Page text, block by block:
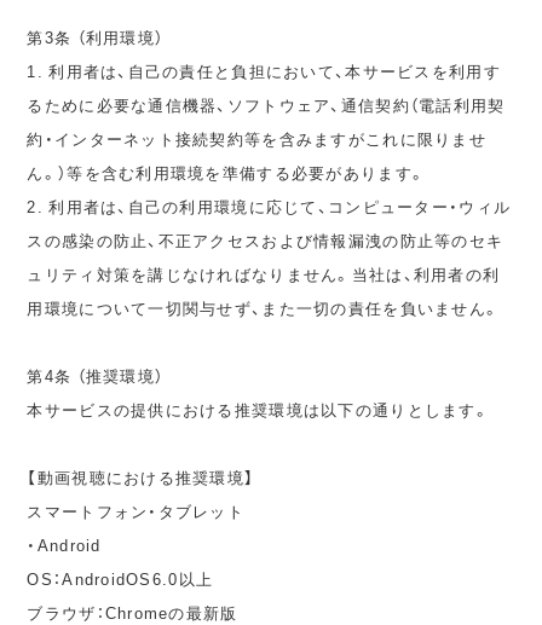
第3条 （利用環境）
1. 利用者は、自己の責任と負担において、本サービスを利用す
るために必要な通信機器、ソフトウェア、通信契約（電話利用契
約・インターネット接続契約等を含みますがこれに限りませ
ん。）等を含む利用環境を準備する必要があります。
2. 利用者は、自己の利用環境に応じて、コンピューター・ウィル
スの感染の防止、不正アクセスおよび情報漏洩の防止等のセキ
ュリティ対策を講じなければなりません。当社は、利用者の利
用環境について一切関与せず、また一切の責任を負いません。
第4条 （推奨環境）
本サービスの提供における推奨環境は以下の通りとします。
【動画視聴における推奨環境】
スマートフォン・タブレット
・Android
OS：AndroidOS6.0以上
ブラウザ：Chromeの最新版